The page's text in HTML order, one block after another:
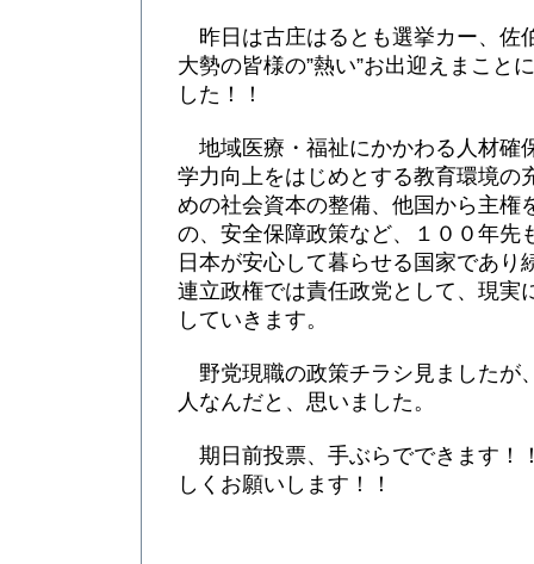
昨日は古庄はるとも選挙カー、佐
大勢の皆様の”熱い”お出迎えまこと
した！！
地域医療・福祉にかかわる人材確
学力向上をはじめとする教育環境の
めの社会資本の整備、他国から主権
の、安全保障政策など、１００年先
日本が安心して暮らせる国家であり
連立政権では責任政党として、現実
していきます。
野党現職の政策チラシ見ましたが
人なんだと、思いました。
期日前投票、手ぶらでできます！
しくお願いします！！